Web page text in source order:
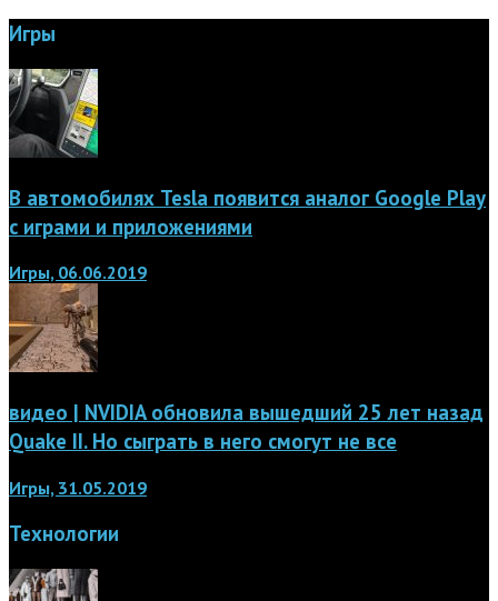
Игры
В автомобилях Tesla появится аналог Google Play
с играми и приложениями
Игры, 06.06.2019
видео | NVIDIA обновила вышедший 25 лет назад
Quake II. Но сыграть в него смогут не все
Игры, 31.05.2019
Технологии